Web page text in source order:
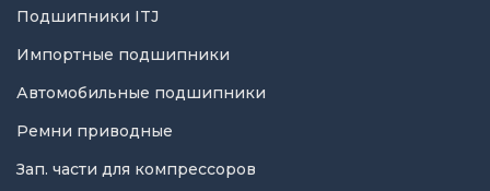
Подшипники ITJ
Импортные подшипники
Автомобильные подшипники
Ремни приводные
Зап. части для компрессоров